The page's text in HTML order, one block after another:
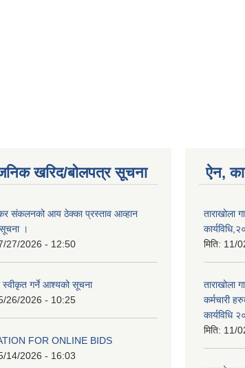
खरिद/बोलपत्र सूचना
संकलनको आय ठेक्का प्रस्ताव आव्हान
।
27/2026 - 12:50
स्वीकृत गर्ने आश्यको सूचना
26/2026 - 10:25
FOR ONLINE BIDS
14/2026 - 16:03
ऐन,
ताराखोला
मिति: 11/
ताराखोला
कर्मचारी
कार्यविधि
मिति: 11/